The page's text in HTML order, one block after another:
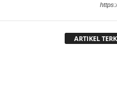
ARTIKEL